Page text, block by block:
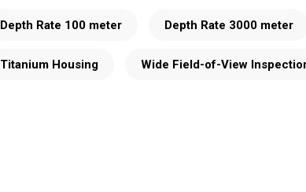
Depth Rate 100 meter Depth Rate 3000 meter
Titanium Housing Wide Field-of-View